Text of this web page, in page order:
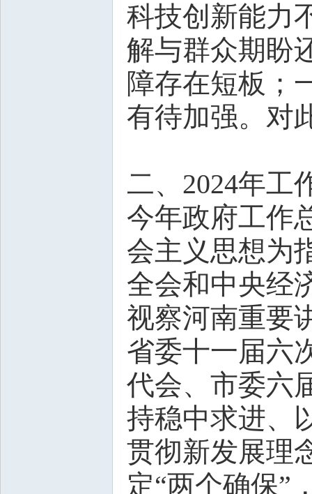
科技创新能力
解与群众期盼
障存在短板；
有待加强。对
二、2024年工
今年政府工作
会主义思想为
全会和中央经
视察河南重要
省委十一届六
代会、市委六
持稳中求进、
贯彻新发展理
定“两个确保”